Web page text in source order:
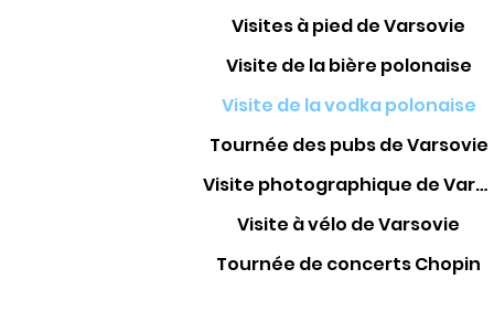
Visites à pied de Varsovie
Visite de la bière polonaise
Visite de la vodka polonaise
Tournée des pubs de Varsovie
Visite photographique de Varsovie
Visite à vélo de Varsovie
Tournée de concerts Chopin